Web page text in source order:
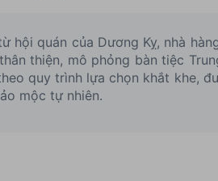
hội quán của Dương Kỵ, nhà
thiện, mô phỏng bàn tiệc
quy trình lựa chọn khắt khe,
mộc tự nhiên.